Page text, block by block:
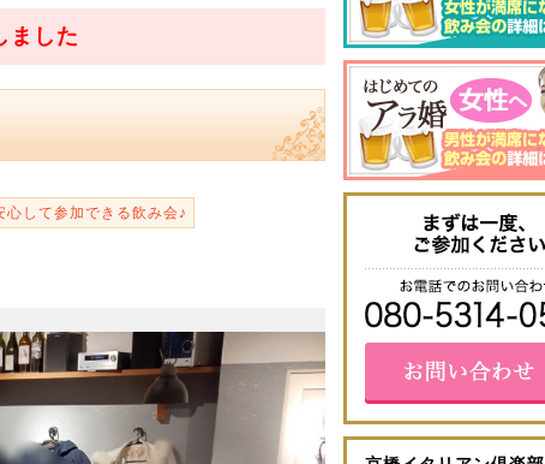
ました
して参加できる飲み会♪